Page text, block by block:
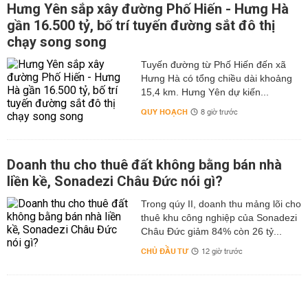
Hưng Yên sắp xây đường Phố Hiến - Hưng Hà
gần 16.500 tỷ, bố trí tuyến đường sắt đô thị
chạy song song
Tuyến đường từ Phố Hiến đến xã
Hưng Hà có tổng chiều dài khoảng
15,4 km. Hưng Yên dự kiến...
QUY HOẠCH 8 giờ trước
Doanh thu cho thuê đất không bằng bán nhà
liền kề, Sonadezi Châu Đức nói gì?
Trong qúy II, doanh thu mảng lõi cho
thuê khu công nghiệp của Sonadezi
Châu Đức giảm 84% còn 26 tỷ...
CHỦ ĐẦU TƯ 12 giờ trước